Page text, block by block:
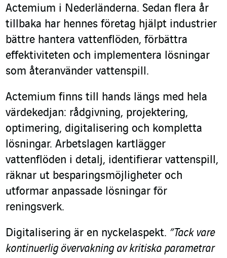
Actemium i Nederländerna. Sedan flera år
tillbaka har hennes företag hjälpt industrier
bättre hantera vattenflöden, förbättra
effektiviteten och implementera lösningar
som återanvänder vattenspill.
Actemium finns till hands längs med hela
värdekedjan: rådgivning, projektering,
optimering, digitalisering och kompletta
lösningar. Arbetslagen kartlägger
vattenflöden i detalj, identifierar vattenspill,
räknar ut besparingsmöjligheter och
utformar anpassade lösningar för
reningsverk.
Digitalisering är en nyckelaspekt. ”Tack vare
kontinuerlig övervakning av kritiska parametrar